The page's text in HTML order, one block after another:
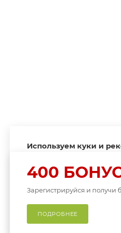
Используем куки и
технологии для
Пользуясь сайтом
соглашаетесь на
ПРИНИМАЮ
400
Зарегистрируйся и получи
ПОДРОБНЕЕ